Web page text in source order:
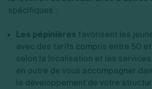
spécifiques :
Les pépinières favorisent les
avec des tarifs compris entre 50
selon la localisation et les
en outre de vous accompagner
le développement de votre